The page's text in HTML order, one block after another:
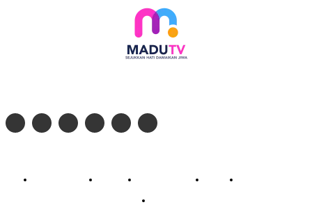
Profil Madu TV Redaksi Pedoman Siber Kontak